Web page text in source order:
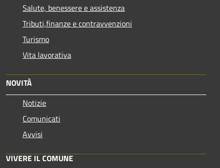
Salute, benessere e assistenza
Tributi,finanze e contravvenzioni
Turismo
Vita lavorativa
NOVITÀ
Notizie
Comunicati
Avvisi
VIVERE IL COMUNE